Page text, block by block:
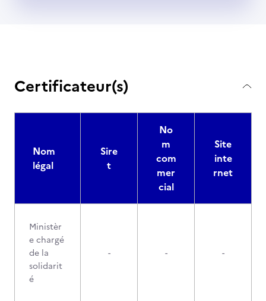
Certificateur(s)
Nom
légal
Sire
t
No
m
com
mer
cial
Site
inte
rnet
Ministèr
e chargé
de la
solidarit
é
- - -